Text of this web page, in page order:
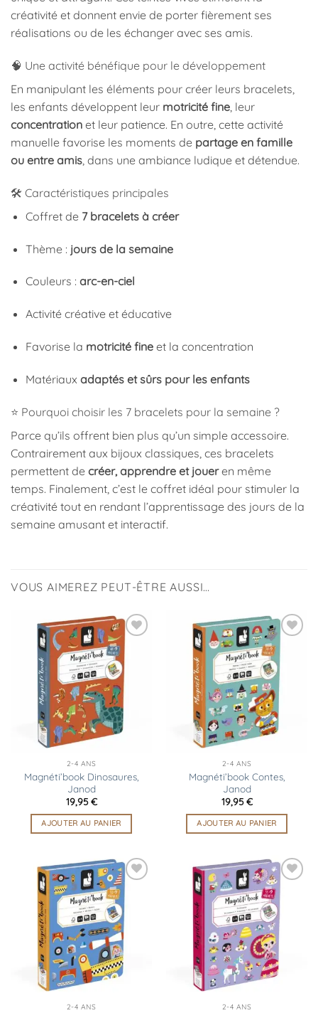
créativité et donnent envie de porter fièrement ses
réalisations ou de les échanger avec ses amis.
🧠 Une activité bénéfique pour le développement
En manipulant les éléments pour créer leurs bracelets,
les enfants développent leur motricité fine, leur
concentration et leur patience. En outre, cette activité
manuelle favorise les moments de partage en famille
ou entre amis, dans une ambiance ludique et détendue.
🛠️ Caractéristiques principales
Coffret de 7 bracelets à créer
Thème : jours de la semaine
Couleurs : arc-en-ciel
Activité créative et éducative
Favorise la motricité fineet la concentration
Matériaux adaptés et sûrs pour les enfants
⭐ Pourquoi choisir les 7 bracelets pour la semaine ?
Parce qu’ils offrent bien plus qu’un simple accessoire.
Contrairement aux bijoux classiques, ces bracelets
permettent de créer, apprendre et joueren même
temps. Finalement, c’est le coffret idéal pour stimuler la
créativité tout en rendant l’apprentissage des jours de la
semaine amusant et interactif.
VOUS AIMEREZ PEUT-ÊTRE AUSSI…
Ajouter
à la
liste
d’envies
2-4 ANS
Magnéti’book Dinosaures,
Janod
19,95€
AJOUTER AU PANIER
Ajouter
d’envies
2-4 ANS
Magnéti’book Contes,
Janod
19,95€
AJOUTER AU PANIER
Ajouter
à la
liste
d’envies
2-4 ANS
Ajouter
liste
d’envies
2-4 ANS